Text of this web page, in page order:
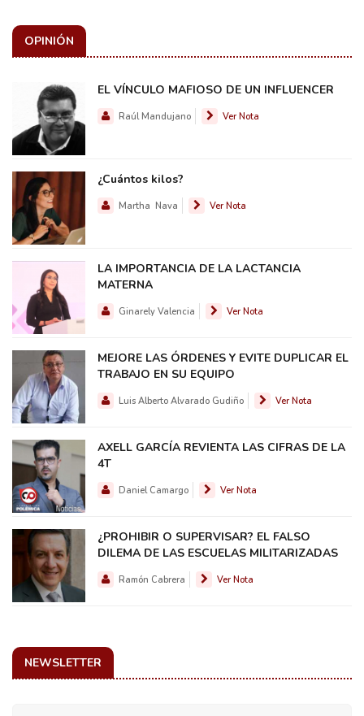
OPINIÓN
EL VÍNCULO MAFIOSO DE UN INFLUENCER
Raúl Mandujano Ver Nota
¿Cuántos kilos?
Martha Nava Ver Nota
LA IMPORTANCIA DE LA LACTANCIA
MATERNA
Ginarely Valencia Ver Nota
MEJORE LAS ÓRDENES Y EVITE DUPLICAR EL
TRABAJO EN SU EQUIPO
Luis Alberto Alvarado Gudiño Ver Nota
AXELL GARCÍA REVIENTA LAS CIFRAS DE LA
4T
Daniel Camargo Ver Nota
¿PROHIBIR O SUPERVISAR? EL FALSO
DILEMA DE LAS ESCUELAS MILITARIZADAS
Ramón Cabrera Ver Nota
NEWSLETTER